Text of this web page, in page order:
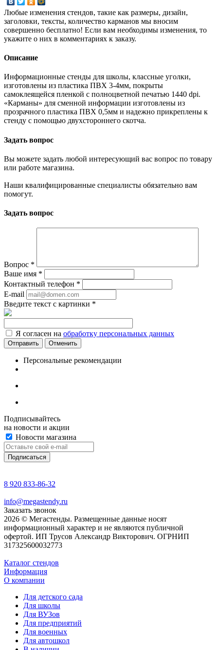
Любые изменения стендов, такие как размеры, дизайн,
заголовки, тексты, количество карманов мы вносим
совершенно бесплатно! Если вам необходимы изменения, то
укажите о них в комментариях к заказу.
Описание
Информационные стенды для школы, классные уголки,
изготовлены из пластика ПВХ 3-4мм, покрыты
самоклеящейся пленкой с полноцветной печатью 1440 dpi.
«Карманы» для сменной информации изготовлены из
прозрачного пластика ПВХ 0,5мм и надежно прикреплены к
стенду с помощью двухстороннего скотча.
Задать вопрос
Вы можете задать любой интересующий вас вопрос по товару
или работе магазина.
Наши квалифицированные специалисты обязательно вам
помогут.
Задать вопрос
Вопрос *
Ваше имя *
Контактный телефон *
E-mail
Введите текст с картинки *
Я согласен на обработку персональных данных
Отменить
Персональные рекомендации
Подписывайтесь
на новости и акции
Новости магазина
8 920 833-86-32
info@megastendy.ru
Заказать звонок
2026 © Мегастенды. Размещенные данные носят
информационный характер и не являются публичной
офертой. ИП Трусов Александр Викторович. ОГРНИП
317325600032773
Каталог стендов
Информация
О компании
Для детского сада
Для школы
Для ВУЗов
Для предприятий
Для военных
Для автошкол